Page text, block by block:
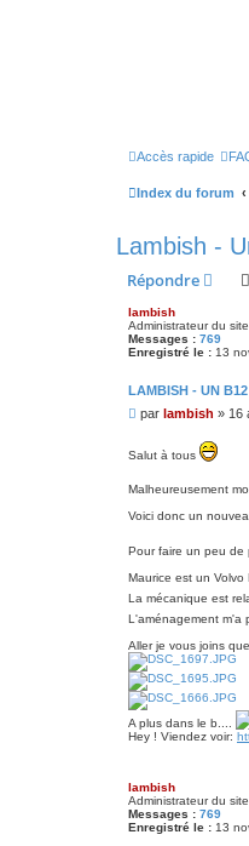
Accès rapide
Index du forum
Lambish -
Répondre
lambish
Administrateur du site
Messages : 769
Enregistré le : 13
LAMBISH - UN
M
s
g
e
par lambish » 16
Salut à tous
Malheureusement
Voici donc un
Pour faire un peu de
Maurice est un
La mécanique est
L'aménagement m'a
Aller je vous joins
A plus dans le b....
Hey ! Viendez voir:
lambish
Administrateur du site
Messages : 769
Enregistré le : 13